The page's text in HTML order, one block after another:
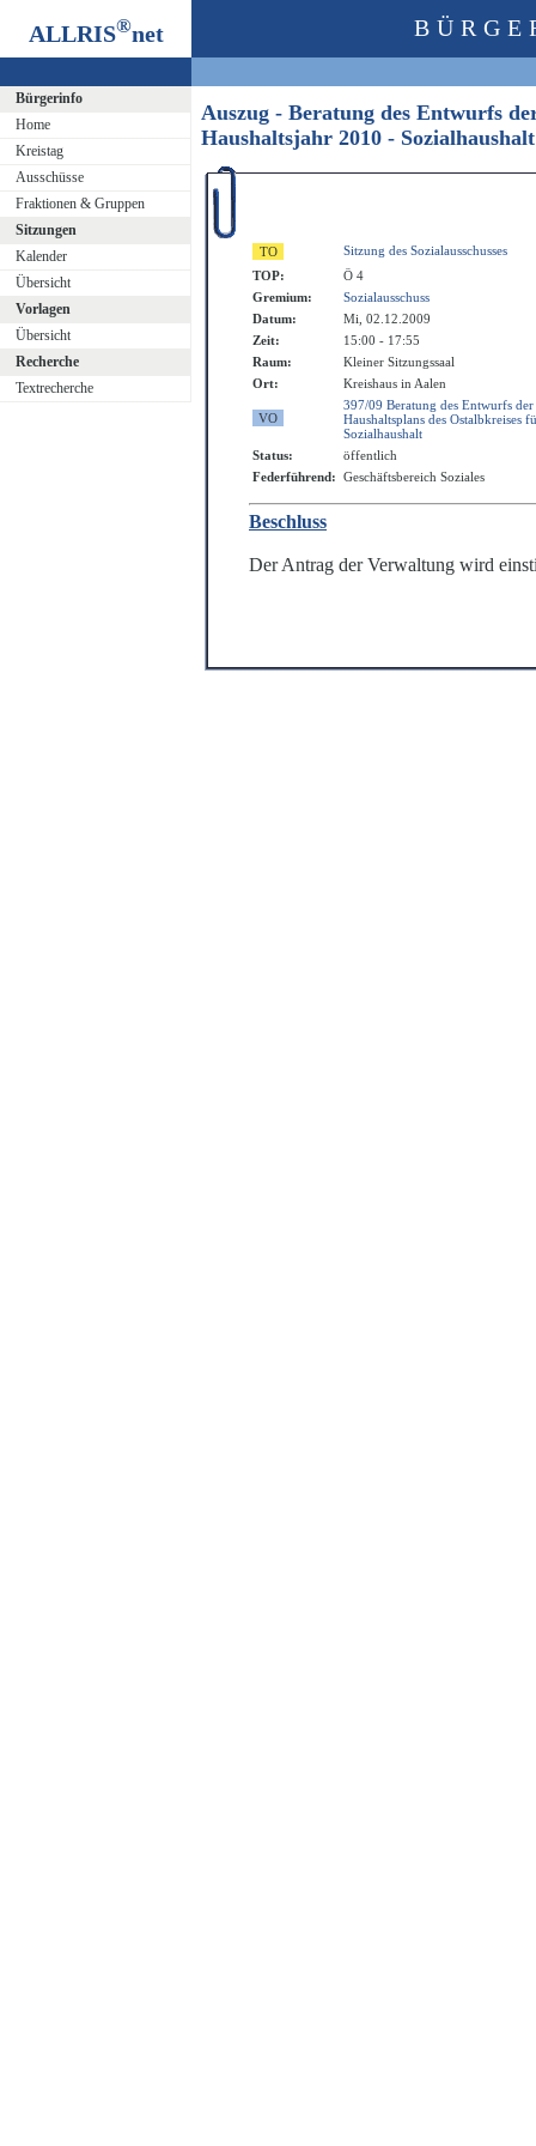
ALLRIS®net
Bürgerinfo
Home
Kreistag
Ausschüsse
Fraktionen & Gruppen
Sitzungen
Kalender
Übersicht
Vorlagen
Übersicht
Recherche
Textrecherche
Auszug - Beratung des Entwurfs
Haushaltsjahr 2010 -
Sitzung des Sozialausschusses
TOP:
Ö 4
Gremium:
Sozialausschuss
Datum:
Mi, 02.12.2009
Zeit:
15:00 - 17:55
Raum:
Kleiner Sitzungssaal
Ort:
Kreishaus in Aalen
397/09 Beratung des Entwurfs der
Haushaltsplans des Ostalbkreises
Sozialhaushalt
Status:
öffentlich
Federführend: Geschäftsbereich Soziales
Beschluss
Der Antrag der Verwaltung wird